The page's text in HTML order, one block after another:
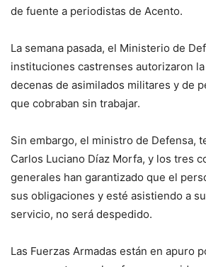
de fuente a periodistas de Acento.
La semana pasada, el Ministerio de
instituciones castrenses autorizaron
decenas de asimilados militares y de
que cobraban sin trabajar.
Sin embargo, el ministro de Defensa,
Carlos Luciano Díaz Morfa, y los tres
generales han garantizado que el
sus obligaciones y esté asistiendo a
servicio, no será despedido.
Las Fuerzas Armadas están en apuro